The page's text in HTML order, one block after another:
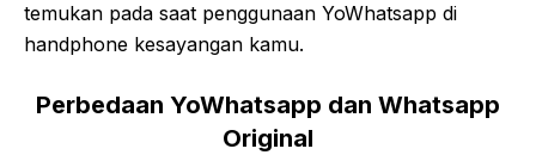
temukan pada saat penggunaan YoWhatsapp di
handphone kesayangan kamu.
Perbedaan YoWhatsapp dan Whatsapp
Original